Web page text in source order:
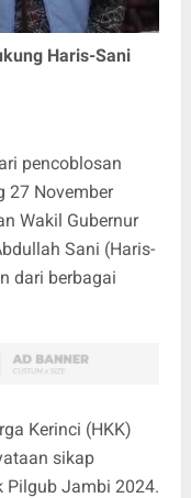
Haris-Sani
pencoblosan
27 November
Wakil Gubernur
Sani (Haris-
dari berbagai
Kerinci (HKK)
sikap
Pilgub Jambi 2024.